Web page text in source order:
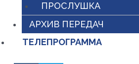
ПРОСЛУШКА
АРХИВ ПЕРЕДАЧ
ТЕЛЕПРОГРАММА